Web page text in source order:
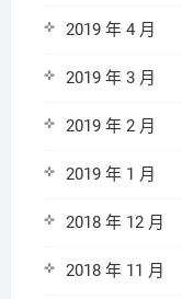
2019 年 4 月
2019 年 3 月
2019 年 2 月
2019 年 1 月
2018 年 12 月
2018 年 11 月